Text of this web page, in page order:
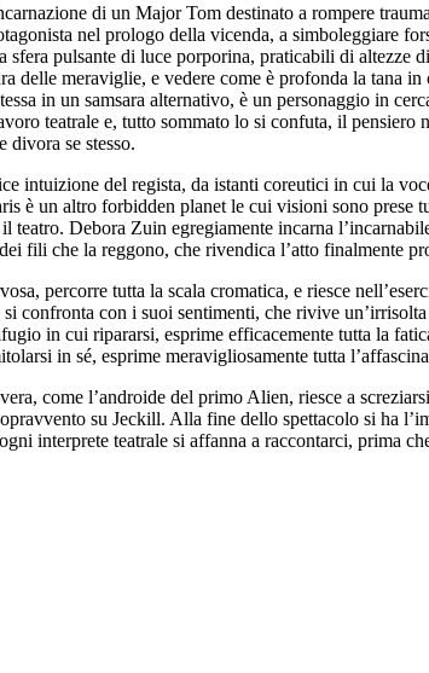
di un Major Tom destinato a rompere
nel prologo della vicenda, a simboleggiare
pulsante di luce porporina, praticabili di
delle meraviglie, e vedere come è profonda la tana
in un samsara alternativo, è un personaggio in
teatrale e, tutto sommato lo si confuta, il
divora se stesso.
intuizione del regista, da istanti coreutici in cui la
è un altro forbidden planet le cui visioni sono
Debora Zuin egregiamente incarna
fili che la reggono, che rivendica l’atto finalmente
percorre tutta la scala cromatica, e riesce
confronta con i suoi sentimenti, che rivive
in cui ripararsi, esprime efficacemente tutta la
in sé, esprime meravigliosamente tutta
come l’androide del primo Alien, riesce a
su Jeckill. Alla fine dello spettacolo si ha
interprete teatrale si affanna a raccontarci, prima